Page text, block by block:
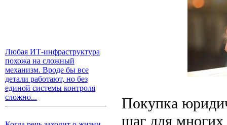
Любая ИТ-инфраструктура
похожа на сложный
механизм. Вроде бы все
детали работают, но без
единой системы контроля
сложно...
Покупка
шаг для многих